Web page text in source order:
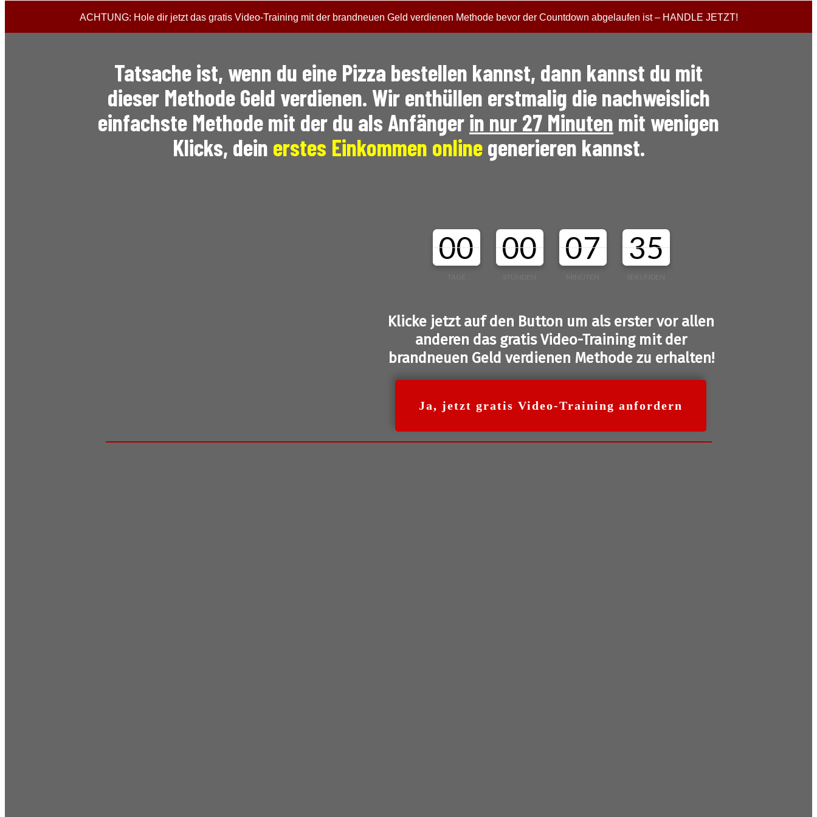
ACHTUNG: Hole dir jetzt das gratis Video-Training mit der brandneuen Geld verdienen Methode bevor der Countdown abgelaufen ist – HANDLE JETZT!
Tatsache ist, wenn du eine Pizza bestellen kannst, dann kannst du mit
dieser Methode Geld verdienen. Wir enthüllen erstmalig die nachweislich
einfachste Methode mit der du als Anfängerin nur 27 Minuten mit wenigen
Klicks, dein erstes Einkommen onlinegenerieren kannst.
00 00 07 35
Klicke jetzt auf den Button um als erster vor allen
anderen das gratis Video-Training mit der
brandneuen Geld verdienen Methode zu erhalten!
Ja, jetzt gratis Video-Training anfordern